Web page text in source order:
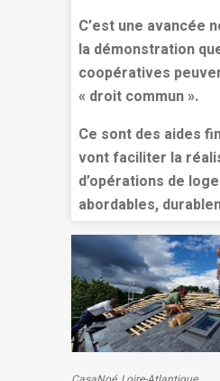
C’est une avancée
la démonstration
coopératives
« droit commun ».
Ce sont des aides
vont faciliter la
d’opérations de
abordables,